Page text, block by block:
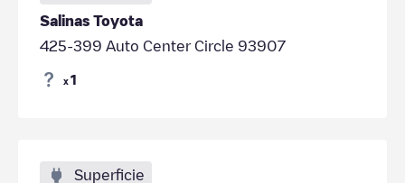
Salinas Toyota
425-399 Auto Center Circle 93907
x 1
Superficie